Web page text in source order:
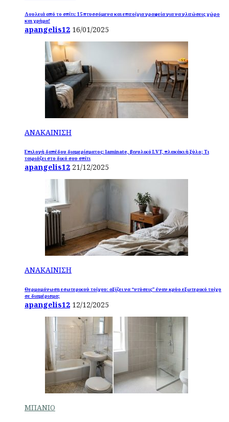
Δουλειά από το σπίτι: 15 πτυσσόμενα και επιτοίχια γραφεία για να γλιτώσεις χώρο
και χρήμα!
apangelis12 16/01/2025
ΑΝΑΚΑΙΝΙΣΗ
Επιλογή δαπέδου διαμερίσματος: laminate, βινυλικό LVT, πλακάκι ή ξύλο; Τι
ταιριάζει στο δικό σου σπίτι
apangelis12 21/12/2025
ΑΝΑΚΑΙΝΙΣΗ
Θερμομόνωση εσωτερικού τοίχου: αξίζει να “ντύσεις” έναν κρύο εξωτερικό τοίχο
σε διαμέρισμα;
apangelis12 12/12/2025
ΜΠΑΝΙΟ